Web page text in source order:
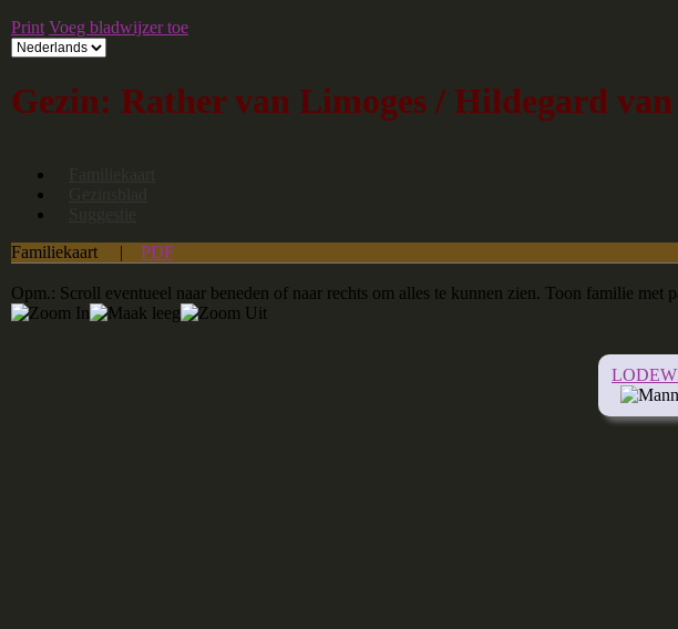
Print Voeg bladwijzer toe
Gezin: Rather van Limoges / Hildegard
Familiekaart
| PDF
Opm.: Scroll eventueel naar beneden of naar rechts om alles te kunnen zien. Toon familie met